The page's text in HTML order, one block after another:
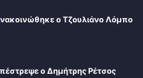
ο Τζουλιάνο Λόμπο
ο Δημήτρης Ρέτσος